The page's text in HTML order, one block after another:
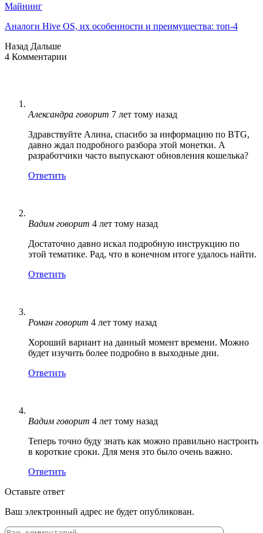
Майнинг
Аналоги Hive OS, их особенности и преимущества: топ-4
Назад Дальше
4 Комментарии
Александра говорит 7 лет тому назад
Здравствуйте Алина, спасибо за информацию по BTG,
давно ждал подробного разбора этой монетки. А
разработчики часто выпускают обновления кошелька?
Ответить
Вадим говорит 4 лет тому назад
Достаточно давно искал подробную инструкцию по
этой тематике. Рад, что в конечном итоге удалось найти.
Ответить
Роман говорит 4 лет тому назад
Хороший вариант на данный момент времени. Можно
будет изучить более подробно в выходные дни.
Ответить
Вадим говорит 4 лет тому назад
Теперь точно буду знать как можно правильно настроить
в короткие сроки. Для меня это было очень важно.
Ответить
Оставьте ответ
Ваш электронный адрес не будет опубликован.